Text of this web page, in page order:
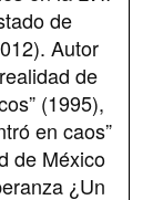
de
Autor
de
(1995),
en caos”
de México
¿Un